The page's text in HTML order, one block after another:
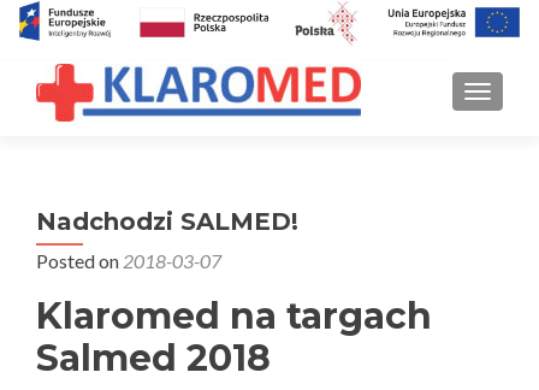
Nadchodzi SALMED!
Posted on 2018-03-07
Klaromed na targach
Salmed 2018